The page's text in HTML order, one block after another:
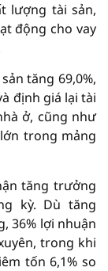
lượng tài sản,
động cho vay
tăng 69,0%,
định giá lại tài
ở, cũng như
trong mảng
tăng trưởng
kỳ. Dù tăng
36% lợi nhuận
trong khi
tốn 6,1% so